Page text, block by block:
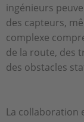
ingénieurs
des capteurs,
complexe
de la route, des
des obstacles
La collaboration